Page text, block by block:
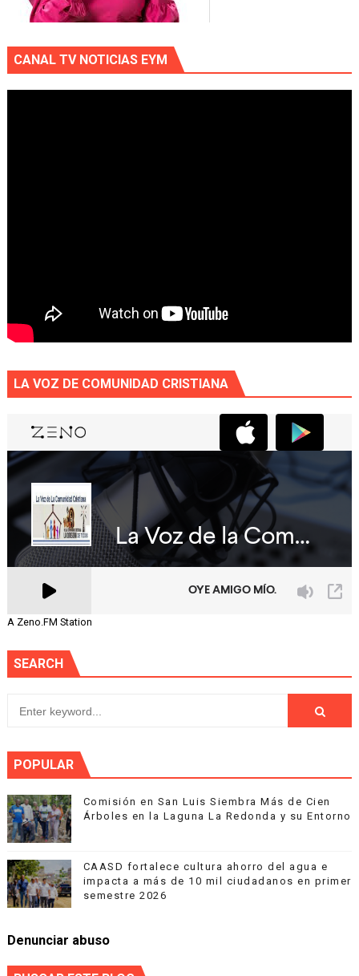
CANAL TV NOTICIAS EYM
LA VOZ DE COMUNIDAD CRISTIANA
A Zeno.FM Station
SEARCH
POPULAR
Comisión en San Luis Siembra Más de Cien
Árboles en la Laguna La Redonda y su Entorno
CAASD fortalece cultura ahorro del agua e
impacta a más de 10 mil ciudadanos en primer
semestre 2026
Denunciar abuso